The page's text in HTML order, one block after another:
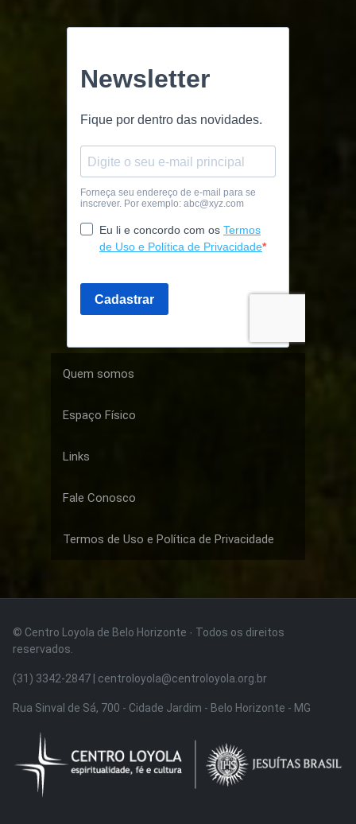
Quem somos
Espaço Físico
Links
Fale Conosco
Termos de Uso e Política de Privacidade
© Centro Loyola de Belo Horizonte · Todos os direitos
reservados.
(31) 3342-2847 | centroloyola@centroloyola.org.br
Rua Sinval de Sá, 700 - Cidade Jardim - Belo Horizonte - MG